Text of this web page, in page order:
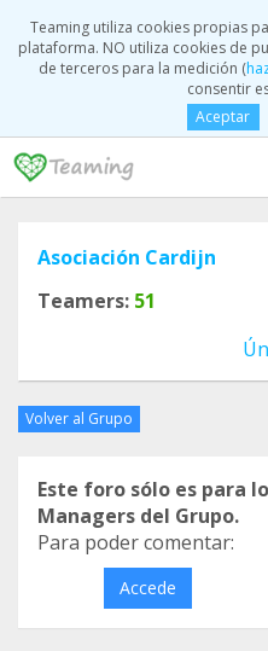
Teaming utiliza cookies propias
plataforma. NO utiliza cookies de
de terceros para la medición (
consentir
Aceptar
Asociación Cardijn
Teamers: 51
Volver al Grupo
Este foro sólo es para
Managers del Grupo.
Para poder comentar:
Accede